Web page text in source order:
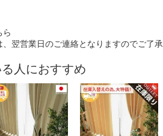
ら
翌営業日のご連絡となりますのでご了承
人におすすめ